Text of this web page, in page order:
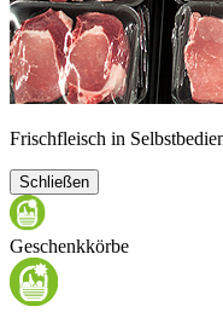
Frischfleisch in
Schließen
Geschenkkörbe